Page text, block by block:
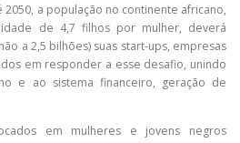
a população no continente africano,
de 4,7 filhos por mulher, deverá
a 2,5 bilhões) suas start-ups, empresas
em responder a esse desafio, unindo
e ao sistema financeiro, geração de
em mulheres e jovens negros